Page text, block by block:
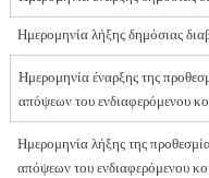
Ημερομηνία λήξης δημόσιας
Ημερομηνία έναρξης της
απόψεων του ενδιαφερόμενου
Ημερομηνία λήξης της
απόψεων του ενδιαφερόμενου